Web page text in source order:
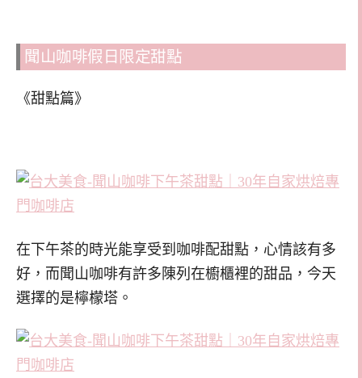
聞山咖啡假日限定甜點
《甜點篇》
在下午茶的時光能享受到咖啡配甜點，心情該有多
好，而聞山咖啡有許多陳列在櫥櫃裡的甜品，今天
選擇的是檸檬塔。